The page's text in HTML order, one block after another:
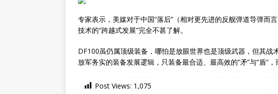
专家表示，美媒对于中国“落后”（相对更先进的反舰弹道导弹而
技术的“跨越式发展”完全不甚了解。
DF100虽仍属顶级装备，哪怕是放眼世界也是顶级武器，但其战
放军务实的装备发展逻辑，只装备最合适、最高效的“矛”与“盾”，
Post Views: 1,075